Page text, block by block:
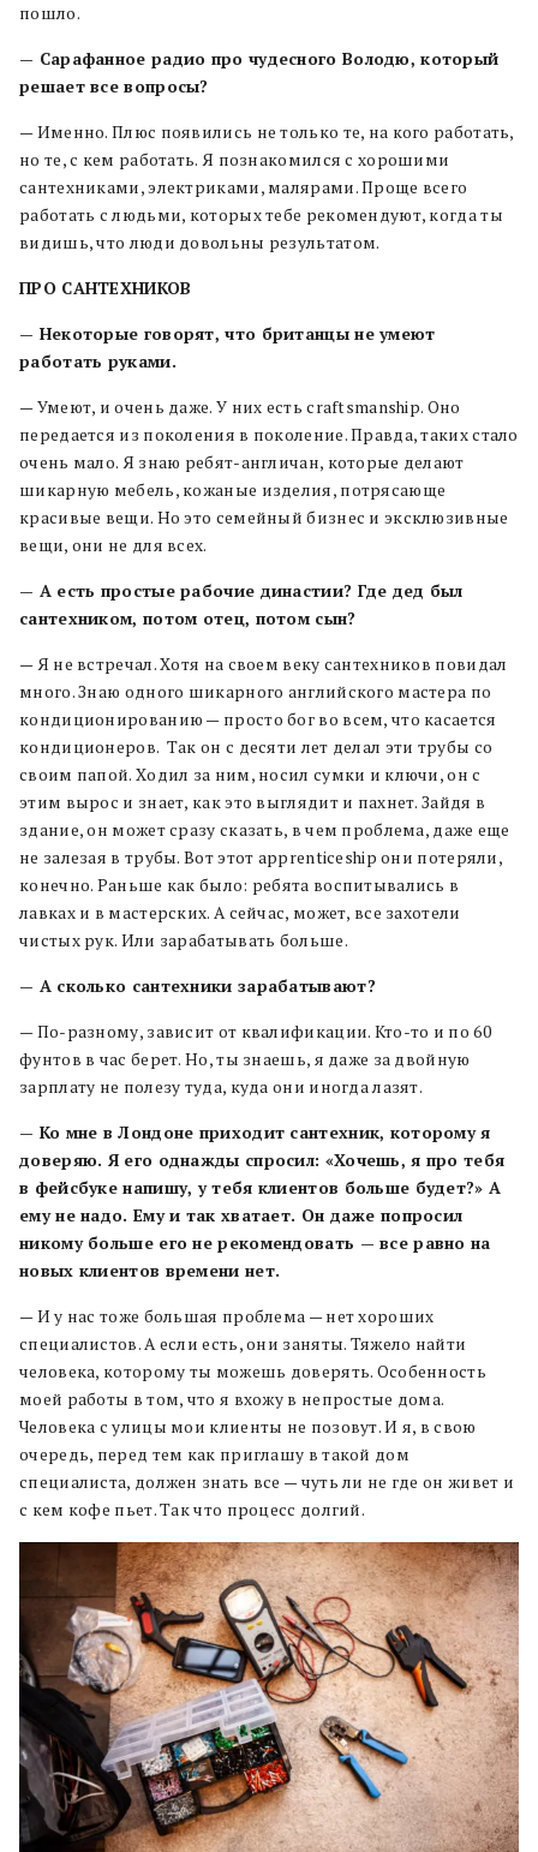
пошло.
— Сарафанное радио про чудесного Володю, который
решает все вопросы?
— Именно. Плюс появились не только те, на кого работать,
но те, с кем работать. Я познакомился с хорошими
сантехниками, электриками, малярами. Проще всего
работать с людьми, которых тебе рекомендуют, когда ты
видишь, что люди довольны результатом.
ПРО САНТЕХНИКОВ
— Некоторые говорят, что британцы не умеют
работать руками.
— Умеют, и очень даже. У них есть craftsmanship. Оно
передается из поколения в поколение. Правда, таких стало
очень мало. Я знаю ребят-англичан, которые делают
шикарную мебель, кожаные изделия, потрясающе
красивые вещи. Но это семейный бизнес и эксклюзивные
вещи, они не для всех.
— А есть простые рабочие династии? Где дед был
сантехником, потом отец, потом сын?
— Я не встречал. Хотя на своем веку сантехников повидал
много. Знаю одного шикарного английского мастера по
кондиционированию — просто бог во всем, что касается
кондиционеров. Так он с десяти лет делал эти трубы со
своим папой. Ходил за ним, носил сумки и ключи, он с
этим вырос и знает, как это выглядит и пахнет. Зайдя в
здание, он может сразу сказать, в чем проблема, даже еще
не залезая в трубы. Вот этот apprenticeship они потеряли,
конечно. Раньше как было: ребята воспитывались в
лавках и в мастерских. А сейчас, может, все захотели
чистых рук. Или зарабатывать больше.
— А сколько сантехники зарабатывают?
— По-разному, зависит от квалификации. Кто-то и по 60
фунтов в час берет. Но, ты знаешь, я даже за двойную
зарплату не полезу туда, куда они иногда лазят.
— Ко мне в Лондоне приходит сантехник, которому я
доверяю. Я его однажды спросил: «Хочешь, я про тебя
в фейсбуке напишу, у тебя клиентов больше будет?» А
ему не надо. Ему и так хватает. Он даже попросил
никому больше его не рекомендовать — все равно на
новых клиентов времени нет.
— И у нас тоже большая проблема — нет хороших
специалистов. А если есть, они заняты. Тяжело найти
человека, которому ты можешь доверять. Особенность
моей работы в том, что я вхожу в непростые дома.
Человека с улицы мои клиенты не позовут. И я, в свою
очередь, перед тем как приглашу в такой дом
специалиста, должен знать все — чуть ли не где он живет и
с кем кофе пьет. Так что процесс долгий.